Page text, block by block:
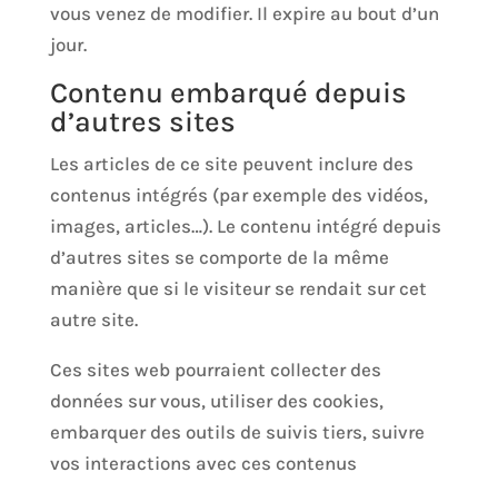
vous venez de modifier. Il expire au bout d’un
jour.
Contenu embarqué depuis
d’autres sites
Les articles de ce site peuvent inclure des
contenus intégrés (par exemple des vidéos,
images, articles…). Le contenu intégré depuis
d’autres sites se comporte de la même
manière que si le visiteur se rendait sur cet
autre site.
Ces sites web pourraient collecter des
données sur vous, utiliser des cookies,
embarquer des outils de suivis tiers, suivre
vos interactions avec ces contenus